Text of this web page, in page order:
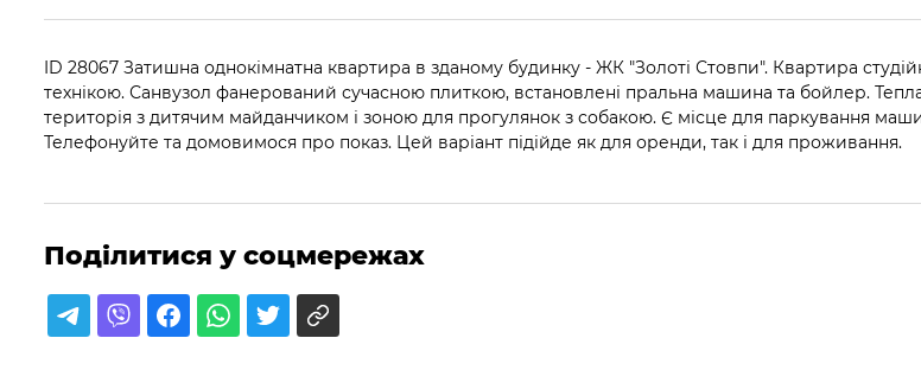
ID 28067 Затишна однокімнатна квартира в зданому будинку - ЖК "Золоті Стовпи". Квартира
технікою. Санвузол фанерований сучасною плиткою, встановлені пральна машина та бойлер.
територія з дитячим майданчиком і зоною для прогулянок з собакою. Є місце для паркування
Телефонуйте та домовимося про показ. Цей варіант підійде як для оренди, так і для проживання.
Поділитися у соцмережах